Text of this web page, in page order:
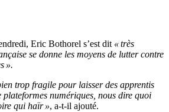
Eric Bothorel s’est dit « très
se donne les moyens de lutter contre
».
trop fragile pour laisser des apprentis
numériques, nous dire quoi
qui haïr », a-t-il ajouté.